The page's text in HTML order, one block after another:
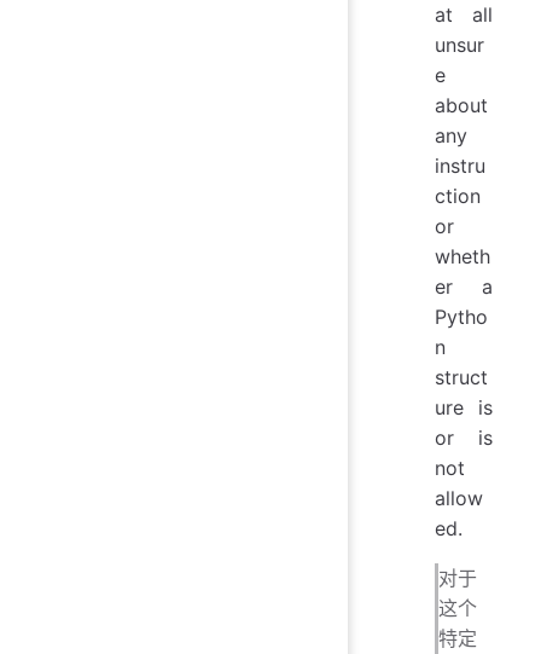
at all
unsur
e
about
any
instru
ction
or
wheth
er a
Pytho
n
struct
ure is
or is
not
allow
ed.
对于
这个
特定